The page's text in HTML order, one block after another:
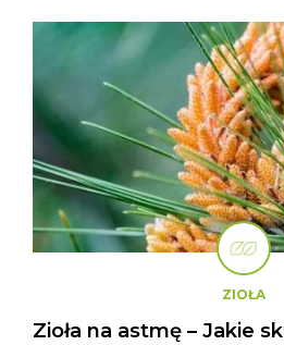
ZIOŁA
Zioła na astmę – Jakie